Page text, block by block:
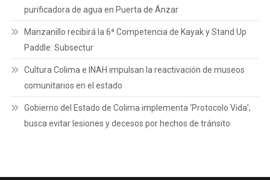
purificadora de agua en Puerta de Ánzar
Manzanillo recibirá la 6ª Competencia de Kayak y Stand Up
Paddle: Subsectur
Cultura Colima e INAH impulsan la reactivación de museos
comunitarios en el estado
Gobierno del Estado de Colima implementa ‘Protocolo Vida’;
busca evitar lesiones y decesos por hechos de tránsito